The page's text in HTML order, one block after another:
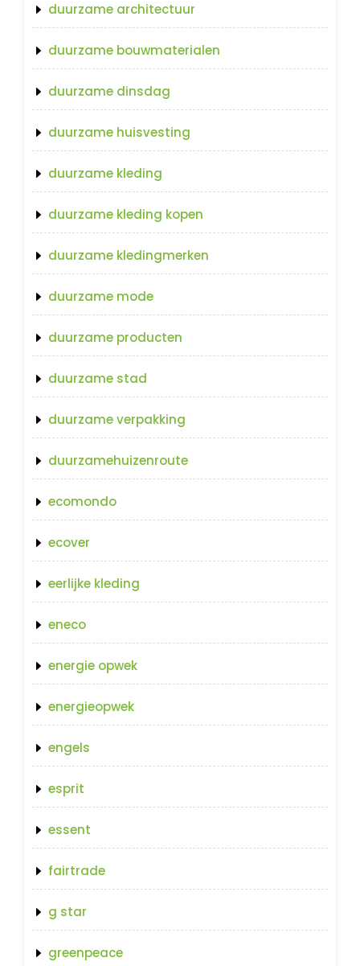
duurzame architectuur
duurzame bouwmaterialen
duurzame dinsdag
duurzame huisvesting
duurzame kleding
duurzame kleding kopen
duurzame kledingmerken
duurzame mode
duurzame producten
duurzame stad
duurzame verpakking
duurzamehuizenroute
ecomondo
ecover
eerlijke kleding
eneco
energie opwek
energieopwek
engels
esprit
essent
fairtrade
g star
greenpeace